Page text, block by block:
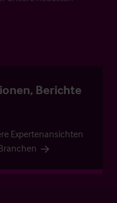
Berichte
Expertenansichten